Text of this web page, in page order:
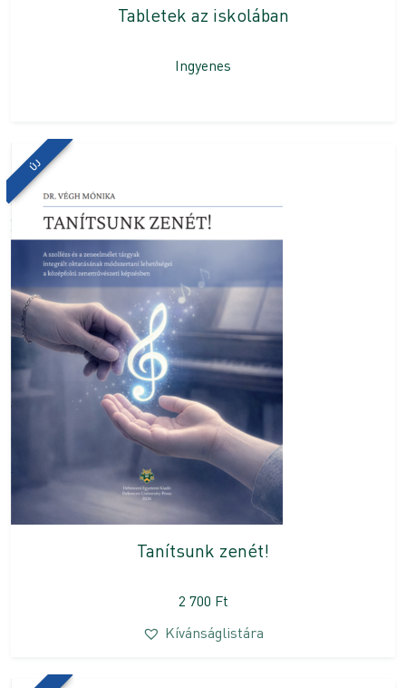
Tabletek az iskolában
Ingyenes
ÚJ
Tanítsunk zenét!
2 700 Ft
Kívánságlistára